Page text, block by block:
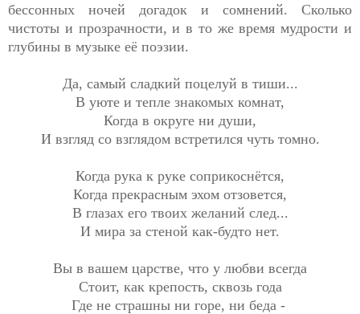
бессонных ночей догадок и сомнений. Сколько
чистоты и прозрачности, и в то же время мудрости и
глубины в музыке её поэзии.
Да, самый сладкий поцелуй в тиши...
В уюте и тепле знакомых комнат,
Когда в округе ни души,
И взгляд со взглядом встретился чуть томно.
Когда рука к руке соприкоснётся,
Когда прекрасным эхом отзовется,
В глазах его твоих желаний след...
И мира за стеной как-будто нет.
Вы в вашем царстве, что у любви всегда
Стоит, как крепость, сквозь года
Где не страшны ни горе, ни беда -